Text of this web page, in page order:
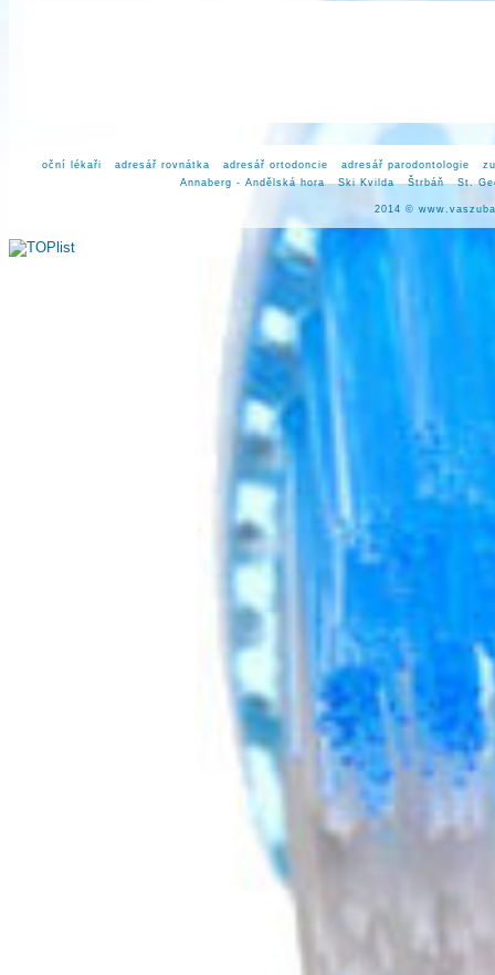
oční lékaři adresář rovnátka adresář ortodoncie adresář parodontologie
Annaberg - Andělská hora
Ski Kvilda Štrbáň St.
2014 ©